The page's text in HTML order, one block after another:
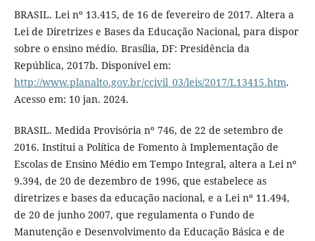
BRASIL. Lei nº 13.415, de 16 de fevereiro de 2017. Altera a
Lei de Diretrizes e Bases da Educação Nacional, para dispor
sobre o ensino médio. Brasília, DF: Presidência da
República, 2017b. Disponível em:
http://www.planalto.gov.br/ccivil_03/leis/2017/L13415.htm.
Acesso em: 10 jan. 2024.
BRASIL. Medida Provisória nº 746, de 22 de setembro de
2016. Institui a Política de Fomento à Implementação de
Escolas de Ensino Médio em Tempo Integral, altera a Lei nº
9.394, de 20 de dezembro de 1996, que estabelece as
diretrizes e bases da educação nacional, e a Lei nº 11.494,
de 20 de junho 2007, que regulamenta o Fundo de
Manutenção e Desenvolvimento da Educação Básica e de